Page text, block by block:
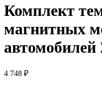
Комплект
магнитных
4 748 ₽